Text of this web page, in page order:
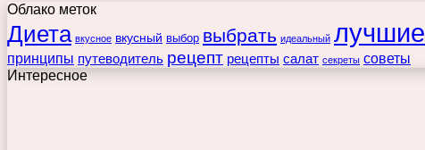
Облако меток
Диета вкусное вкусный выбор выбрать идеальный лучшие
принципы путеводитель рецепт рецепты салат секреты советы
Интересное